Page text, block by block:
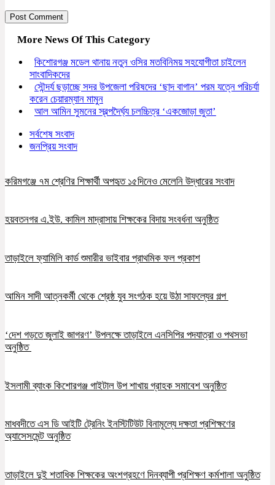
More News Of This Category
কিশোরগঞ্জ মডেল থানায় নতুন ওসির মতবিনিময় সহযোগীতা চাইলেন
সাংবাদিকদের
সৌন্দর্য ছড়াচ্ছে সদর উপজেলা পরিষদের ‘ছাদ বাগান’ পরম যত্নে পরিচর্যা
করেন চেয়ারম্যান মামুন
আল আমিন সুমনের স্বল্পদৈর্ঘ্য চলচ্চিত্র ‘একজোড়া জুতা’
সর্বশেষ সংবাদ
জনপ্রিয় সংবাদ
করিমগঞ্জে ৭ম শ্রেণির শিক্ষার্থী অপহৃত ১৫দিনেও মেলেনি উদ্ধারের সংবাদ
হয়বতনগর এ.ইউ. কামিল মাদ্রাসায় শিক্ষকের বিদায় সংবর্ধনা অনুষ্ঠিত
তাড়াইলে ফ্যামিলি কার্ড শুমারীর ভাইবার প্রাথমিক ফল প্রকাশ
আমিন সাদী আত্নকর্মী থেকে শ্রেষ্ঠ যুব সংগঠক হয়ে উঠা সাফল্যের গল্প
‘দেশ গড়তে জুলাই জাগরণ’ উপলক্ষে তাড়াইলে এনসিপির পদযাত্রা ও পথসভা
অনুষ্ঠিত
ইসলামী ব্যাংক কিশোরগঞ্জ গাইটাল উপ শাখায় গ্রাহক সমাবেশ অনুষ্ঠিত
মাধবদীতে এস ডি আইটি ট্রেনিং ইনস্টিটিউট বিনামূল্যে দক্ষতা প্রশিক্ষণের
অ্যাসেসমেন্ট অনুষ্ঠিত
তাড়াইলে দুই শতাধিক শিক্ষকের অংশগ্রহণে দিনব্যাপী প্রশিক্ষণ কর্মশালা অনুষ্ঠিত